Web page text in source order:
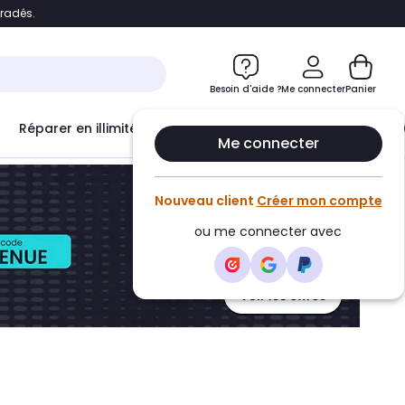
Besoin d'aide ?Me connecter
Me connecter
Nouveau client Créer mon compte
ou me connecter avec
Panier
Réparer en illimité avec Le Club Infinity